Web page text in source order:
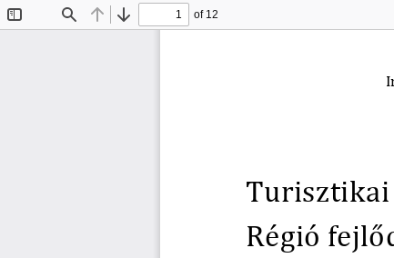
Find Previous
Next
of 12
Turisztikai
Régió